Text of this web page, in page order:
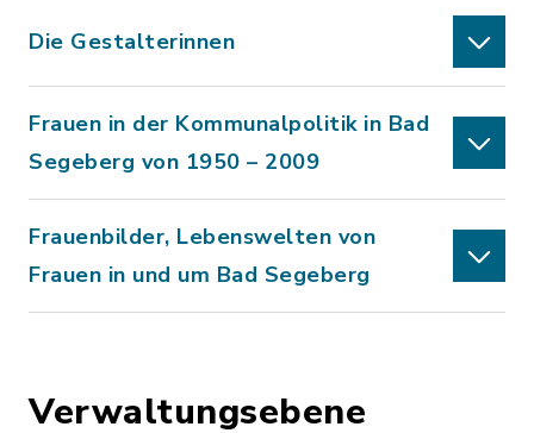
Die Gestalterinnen
Frauen in der Kommunalpolitik in Bad
Segeberg von 1950 – 2009
Frauenbilder, Lebenswelten von
Frauen in und um Bad Segeberg
Verwaltungsebene